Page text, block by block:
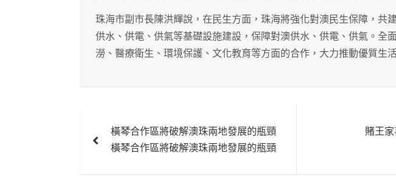
珠海市副市長陳洪輝說，在民生方面，珠海將強化對澳民生保障，共
供水、供電、供氣等基礎設施建設，保障對澳供水、供電、供氣。全
澇、醫療衛生、環境保護、文化教育等方面的合作，大力推動優質生
章
橫琴合作區將破解澳珠兩地發展的瓶頸
橫琴合作區將破解澳珠兩地發展的瓶頸
賭王